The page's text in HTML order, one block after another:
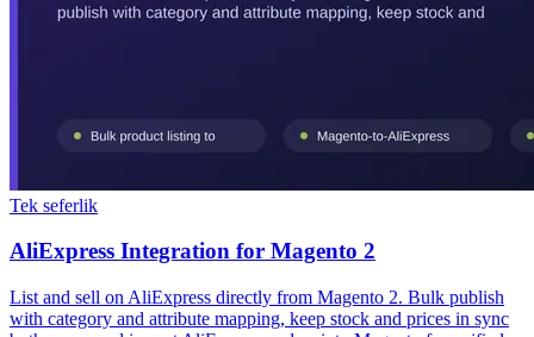
Tek seferlik
AliExpress Integration for Magento 2
List and sell on AliExpress directly from Magento 2. Bulk publish
with category and attribute mapping, keep stock and prices in sync